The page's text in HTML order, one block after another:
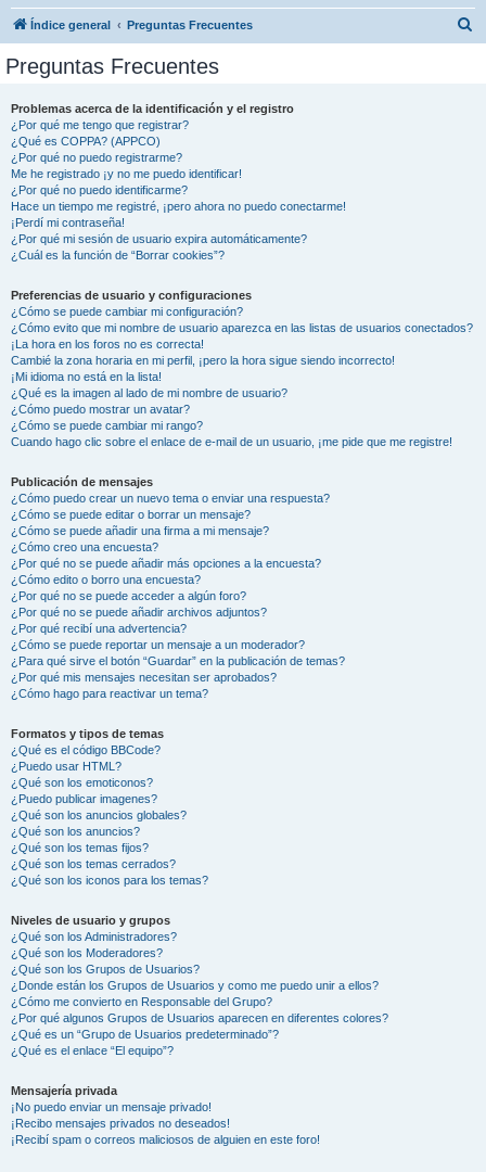
Índice general Preguntas Frecuentes
Preguntas Frecuentes
Problemas acerca de la identificación y el registro
¿Por qué me tengo que registrar?
¿Qué es COPPA? (APPCO)
¿Por qué no puedo registrarme?
Me he registrado ¡y no me puedo identificar!
¿Por qué no puedo identificarme?
Hace un tiempo me registré, ¡pero ahora no puedo conectarme!
¡Perdí mi contraseña!
¿Por qué mi sesión de usuario expira automáticamente?
¿Cuál es la función de “Borrar cookies”?
Preferencias de usuario y configuraciones
¿Cómo se puede cambiar mi configuración?
¿Cómo evito que mi nombre de usuario aparezca en las listas de usuarios conectados?
¡La hora en los foros no es correcta!
Cambié la zona horaria en mi perfil, ¡pero la hora sigue siendo incorrecto!
¡Mi idioma no está en la lista!
¿Qué es la imagen al lado de mi nombre de usuario?
¿Cómo puedo mostrar un avatar?
¿Cómo se puede cambiar mi rango?
Cuando hago clic sobre el enlace de e-mail de un usuario, ¡me pide que me registre!
Publicación de mensajes
¿Cómo puedo crear un nuevo tema o enviar una respuesta?
¿Cómo se puede editar o borrar un mensaje?
¿Cómo se puede añadir una firma a mi mensaje?
¿Cómo creo una encuesta?
¿Por qué no se puede añadir más opciones a la encuesta?
¿Cómo edito o borro una encuesta?
¿Por qué no se puede acceder a algún foro?
¿Por qué no se puede añadir archivos adjuntos?
¿Por qué recibí una advertencia?
¿Cómo se puede reportar un mensaje a un moderador?
¿Para qué sirve el botón “Guardar” en la publicación de temas?
¿Por qué mis mensajes necesitan ser aprobados?
¿Cómo hago para reactivar un tema?
Formatos y tipos de temas
¿Qué es el código BBCode?
¿Puedo usar HTML?
¿Qué son los emoticonos?
¿Puedo publicar imagenes?
¿Qué son los anuncios globales?
¿Qué son los anuncios?
¿Qué son los temas fijos?
¿Qué son los temas cerrados?
¿Qué son los iconos para los temas?
Niveles de usuario y grupos
¿Qué son los Administradores?
¿Qué son los Moderadores?
¿Qué son los Grupos de Usuarios?
¿Donde están los Grupos de Usuarios y como me puedo unir a ellos?
¿Cómo me convierto en Responsable del Grupo?
¿Por qué algunos Grupos de Usuarios aparecen en diferentes colores?
¿Qué es un “Grupo de Usuarios predeterminado”?
¿Qué es el enlace “El equipo”?
Mensajería privada
¡No puedo enviar un mensaje privado!
¡Recibo mensajes privados no deseados!
¡Recibí spam o correos maliciosos de alguien en este foro!